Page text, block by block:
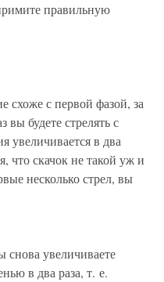
правильную
схоже с первой фазой, за
будете стрелять с
увеличивается в два
что скачок не такой уж и
несколько стрел, вы
снова увеличиваете
в два раза, т. е.